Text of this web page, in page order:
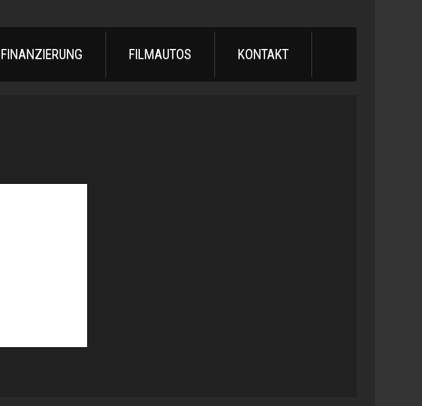
FINANZIERUNG FILMAUTOS KONTAKT